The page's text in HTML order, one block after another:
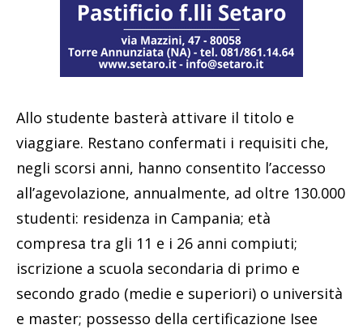
Allo studente basterà attivare il titolo e
viaggiare. Restano confermati i requisiti che,
negli scorsi anni, hanno consentito l’accesso
all’agevolazione, annualmente, ad oltre 130.000
studenti: residenza in Campania; età
compresa tra gli 11 e i 26 anni compiuti;
iscrizione a scuola secondaria di primo e
secondo grado (medie e superiori) o università
e master; possesso della certificazione Isee